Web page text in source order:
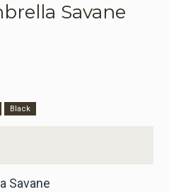
Savane
Black
Savane